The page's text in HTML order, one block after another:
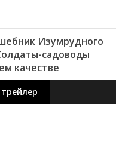
Изумрудного
садоводы
качестве